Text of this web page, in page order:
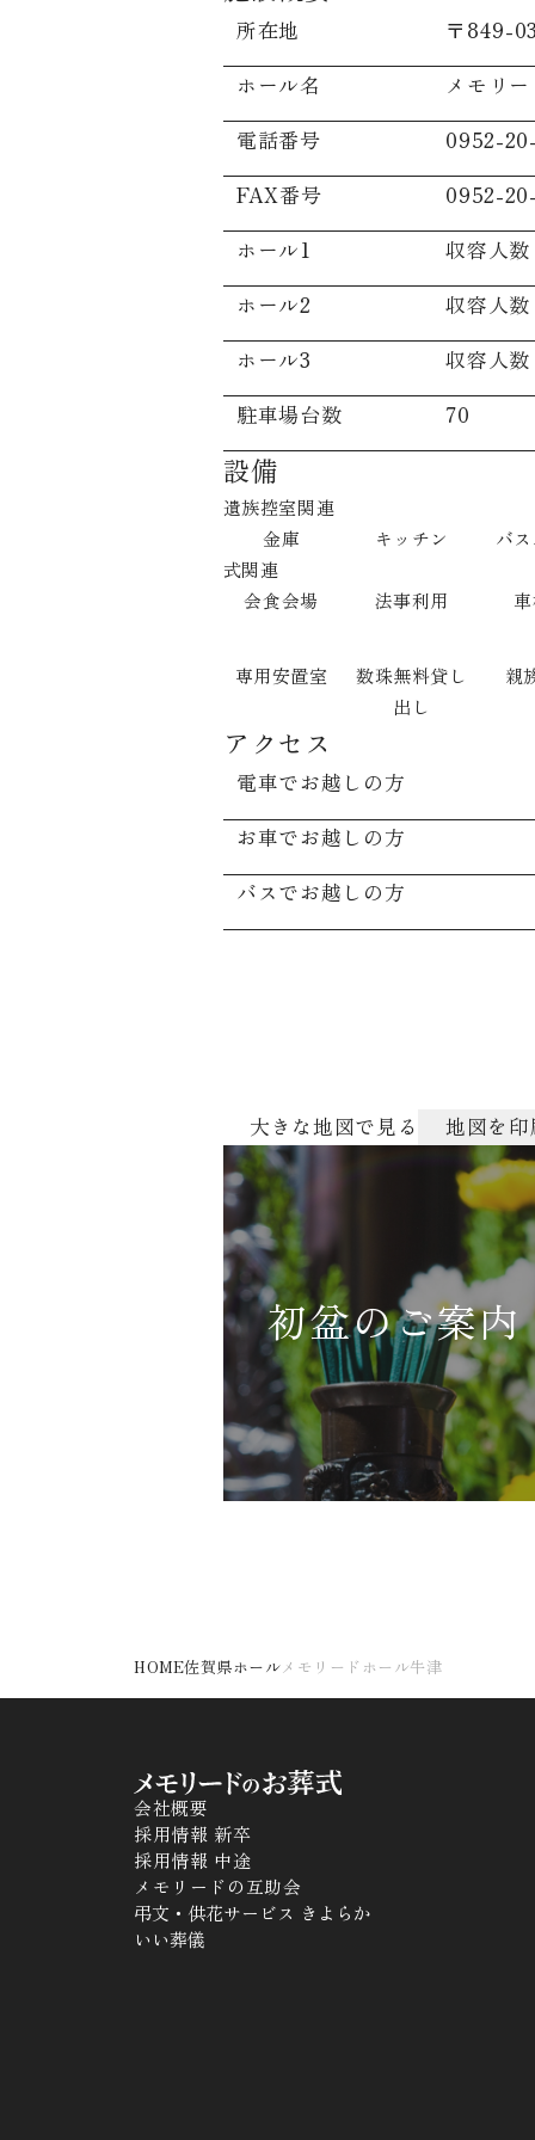
所在地
〒849-
ホール名
メモリ
電話番号
0952-
FAX番号
0952-
ホール1
収容人
ホール2
収容人
ホール3
収容人
駐車場台数
70
設備
遺族控室関連
金庫
キッチン
バ
式関連
会食会場
法事利用
専用安置室
数珠無料貸し
出し
親
アクセス
電車でお越しの方
お車でお越しの方
バスでお越しの方
大きな地図で見る 地図を印
初盆のご案内
HOME佐賀県ホールメモリードホール牛津
会社概要
採用情報 新卒
採用情報 中途
メモリードの互助会
弔文・供花サービス きよらか
いい葬儀